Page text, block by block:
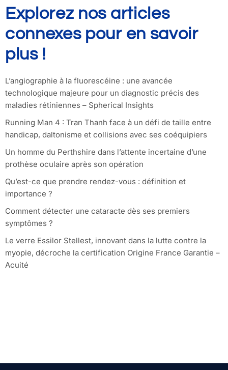
Explorez nos articles
connexes pour en savoir
plus !
L’angiographie à la fluorescéine : une avancée
technologique majeure pour un diagnostic précis des
maladies rétiniennes – Spherical Insights
Running Man 4 : Tran Thanh face à un défi de taille entre
handicap, daltonisme et collisions avec ses coéquipiers
Un homme du Perthshire dans l’attente incertaine d’une
prothèse oculaire après son opération
Qu’est-ce que prendre rendez-vous : définition et
importance ?
Comment détecter une cataracte dès ses premiers
symptômes ?
Le verre Essilor Stellest, innovant dans la lutte contre la
myopie, décroche la certification Origine France Garantie –
Acuité